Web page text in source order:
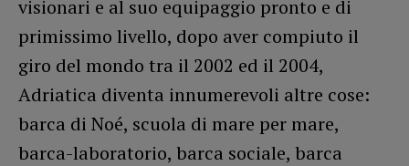
visionari e al suo equipaggio pronto e di
primissimo livello, dopo aver compiuto il
giro del mondo tra il 2002 ed il 2004,
Adriatica diventa innumerevoli altre cose:
barca di Noé, scuola di mare per mare,
barca-laboratorio, barca sociale, barca